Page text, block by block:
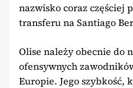
nazwisko coraz częściej
transferu na Santiago
Olise należy obecnie do
ofensywnych
Europie. Jego szybkość,